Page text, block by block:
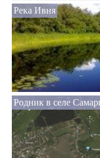
Река Ивня
Родник в селе